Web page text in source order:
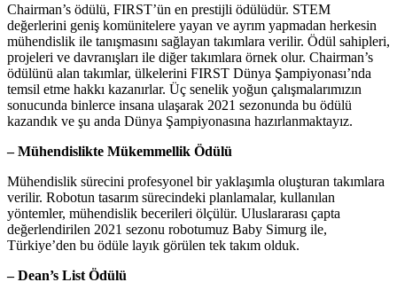
Chairman’s ödülü, FIRST’ün en prestijli ödülüdür. STEM
değerlerini geniş komünitelere yayan ve ayrım yapmadan herkesin
mühendislik ile tanışmasını sağlayan takımlara verilir. Ödül sahipleri,
projeleri ve davranışları ile diğer takımlara örnek olur. Chairman’s
ödülünü alan takımlar, ülkelerini FIRST Dünya Şampiyonası’nda
temsil etme hakkı kazanırlar. Üç senelik yoğun çalışmalarımızın
sonucunda binlerce insana ulaşarak 2021 sezonunda bu ödülü
kazandık ve şu anda Dünya Şampiyonasına hazırlanmaktayız.
– Mühendislikte Mükemmellik Ödülü
Mühendislik sürecini profesyonel bir yaklaşımla oluşturan takımlara
verilir. Robotun tasarım sürecindeki planlamalar, kullanılan
yöntemler, mühendislik becerileri ölçülür. Uluslararası çapta
değerlendirilen 2021 sezonu robotumuz Baby Simurg ile,
Türkiye’den bu ödüle layık görülen tek takım olduk.
– Dean’s List Ödülü